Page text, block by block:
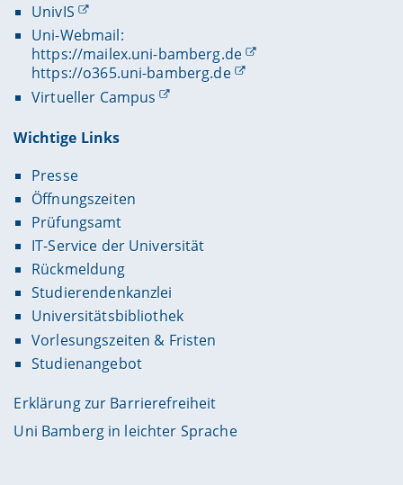
UnivIS
Uni-Webmail:
https://mailex.uni-bamberg.de
https://o365.uni-bamberg.de
Virtueller Campus
Wichtige Links
Presse
Öffnungszeiten
Prüfungsamt
IT-Service der Universität
Rückmeldung
Studierendenkanzlei
Universitätsbibliothek
Vorlesungszeiten & Fristen
Studienangebot
Erklärung zur Barrierefreiheit
Uni Bamberg in leichter Sprache